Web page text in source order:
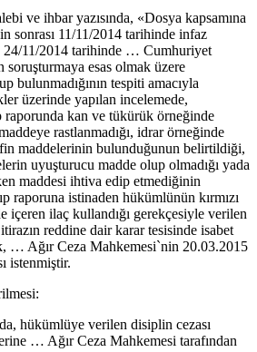
ve ihbar yazısında, «Dosya kapsamına
sonrası 11/11/2014 tarihinde infaz
24/11/2014 tarihinde … Cumhuriyet
soruşturmaya esas olmak üzere
bulunmadığının tespiti amacıyla
üzerinde yapılan incelemede,
raporunda kan ve tükürük örneğinde
rastlanmadığı, idrar örneğinde
maddelerinin bulunduğunun belirtildiği,
uyuşturucu madde olup olmadığı yada
maddesi ihtiva edip etmediğinin
raporuna istinaden hükümlünün kırmızı
içeren ilaç kullandığı gerekçesiyle verilen
reddine dair karar tesisinde isabet
… Ağır Ceza Mahkemesi`nin 20.03.2015
istenmiştir.
hükümlüye verilen disiplin cezası
… Ağır Ceza Mahkemesi tarafından